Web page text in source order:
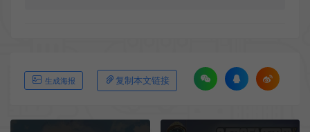
生成海报 复制本文链接